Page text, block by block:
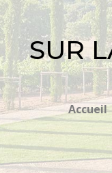
SUR
Accueil